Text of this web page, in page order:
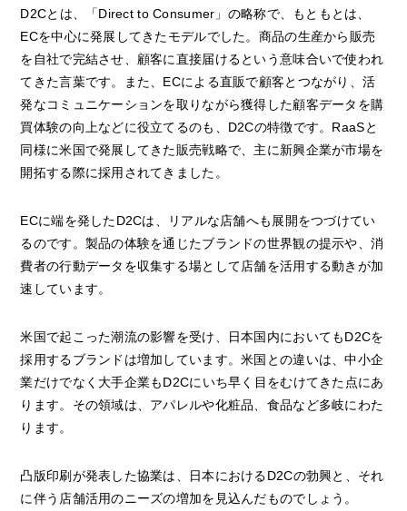
D2Cとは、「Direct to Consumer」の略称で、もともとは、
ECを中心に発展してきたモデルでした。商品の生産から販売
を自社で完結させ、顧客に直接届けるという意味合いで使われ
てきた言葉です。また、ECによる直販で顧客とつながり、活
発なコミュニケーションを取りながら獲得した顧客データを購
買体験の向上などに役立てるのも、D2Cの特徴です。RaaSと
同様に米国で発展してきた販売戦略で、主に新興企業が市場を
開拓する際に採用されてきました。
ECに端を発したD2Cは、リアルな店舗へも展開をつづけてい
るのです。製品の体験を通じたブランドの世界観の提示や、消
費者の行動データを収集する場として店舗を活用する動きが加
速しています。
米国で起こった潮流の影響を受け、日本国内においてもD2Cを
採用するブランドは増加しています。米国との違いは、中小企
業だけでなく大手企業もD2Cにいち早く目をむけてきた点にあ
ります。その領域は、アパレルや化粧品、食品など多岐にわた
ります。
凸版印刷が発表した協業は、日本におけるD2Cの勃興と、それ
に伴う店舗活用のニーズの増加を見込んだものでしょう。